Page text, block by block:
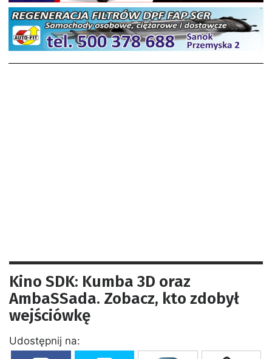
Kino SDK: Kumba 3D oraz
AmbaSSada. Zobacz, kto zdobył
wejściówkę
Udostępnij na: